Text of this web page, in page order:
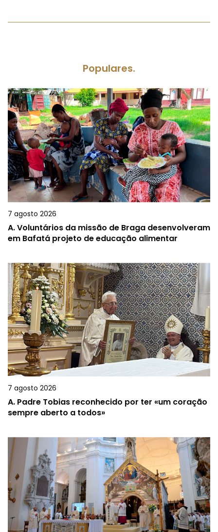
Populares.
7 agosto 2026
A.Voluntários da missão de Braga desenvolveram
em Bafatá projeto de educação alimentar
7 agosto 2026
A. Padre Tobias reconhecido por ter «um coração
sempre aberto a todos»